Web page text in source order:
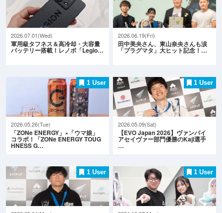
2026.07.01(Wed)
軍用級タフネス＆高冷却・大容量
バッテリー搭載！レノボ「Legio…
2026.06.19(Fri)
田中美央さん、東山奈央さんも涙
「プラグマタ」大ヒット記念！…
1 User
2026.05.26(Tue)
「ZONe ENERGY」×「ウマ娘」
コラボ！「ZONe ENERGY TOUG
HNESS G…
1 User
2026.05.09(Sat)
【EVO Japan 2026】ヴァンパイ
アセイヴァー部門優勝のKaji選手
…
1 User 1 User